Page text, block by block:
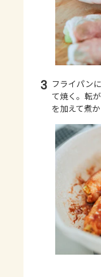
3 フライパン
て焼く。転
を加えて煮